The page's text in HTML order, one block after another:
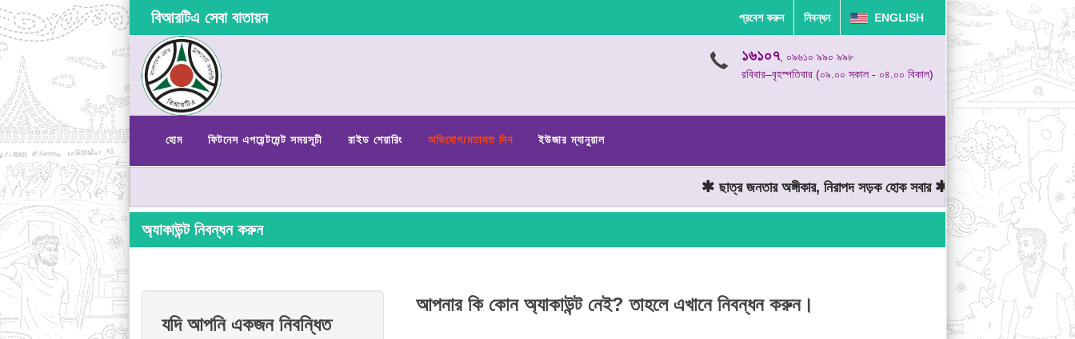
বিআরটিএ সেবা বাতায়ন প্রবেশ করুন নিবন্ধন ENGLISH
১৬১০৭, ০৯৬১০ ৯৯০ ৯৯৮
রবিবার–বৃহস্পতিবার (০৯.০০ সকাল - ০৪.০০ বিকাল)
হোম ফিটনেস এপয়েন্টমেন্ট সময়সূচী রাইড শেয়ারিং অভিযোগ/মতামত দিন ইউজার ম্যানুয়াল
ছাত্র জনতার অঙ্গীকার, নিরাপদ সড়ক হোক সবার মোটরযান চালানোর সময়
অ্যাকাউন্ট নিবন্ধন করুন
যদি আপনি একজন নিবন্ধিত
আপনার কি কোন অ্যাকাউন্ট নেই? তাহলে এখানে নিবন্ধন করুন।